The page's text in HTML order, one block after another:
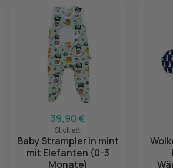
39,90 €
Sticklett
Baby Strampler in mint
mit Elefanten (0-3
Monate)